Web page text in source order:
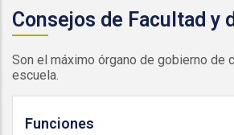
Consejos de Facultad y
Son el máximo órgano de gobierno de
escuela.
Funciones